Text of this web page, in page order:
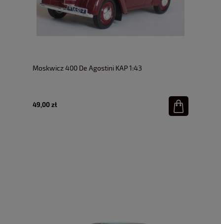
Moskwicz 400 De Agostini KAP 1:43
49,00 zł